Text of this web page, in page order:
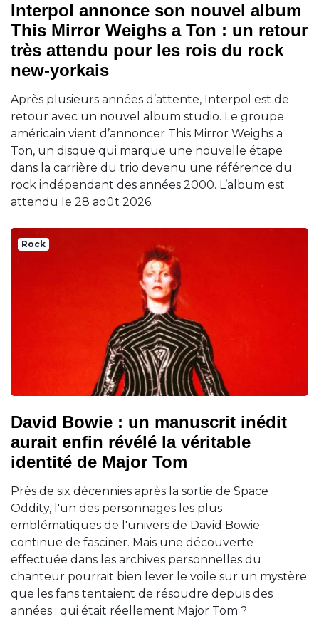
Interpol annonce son nouvel album
This Mirror Weighs a Ton : un retour
très attendu pour les rois du rock
new-yorkais
Après plusieurs années d’attente, Interpol est de
retour avec un nouvel album studio. Le groupe
américain vient d’annoncer This Mirror Weighs a
Ton, un disque qui marque une nouvelle étape
dans la carrière du trio devenu une référence du
rock indépendant des années 2000. L’album est
attendu le 28 août 2026.
Rock
David Bowie : un manuscrit inédit
aurait enfin révélé la véritable
identité de Major Tom
Près de six décennies après la sortie de Space
Oddity, l'un des personnages les plus
emblématiques de l'univers de David Bowie
continue de fasciner. Mais une découverte
effectuée dans les archives personnelles du
chanteur pourrait bien lever le voile sur un mystère
que les fans tentaient de résoudre depuis des
années : qui était réellement Major Tom ?